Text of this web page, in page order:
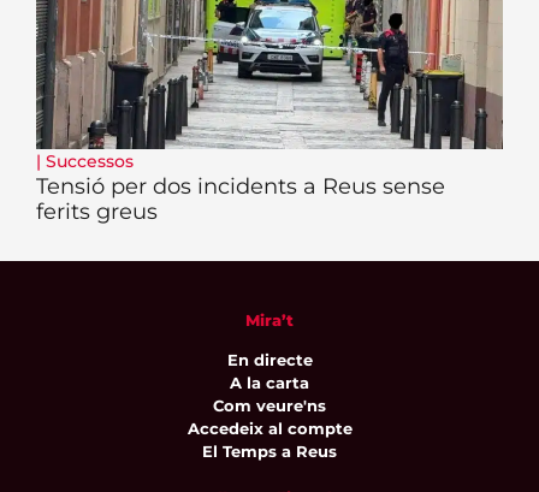
| Successos
Tensió per dos incidents a Reus sense
ferits greus
Mira’t
En directe
A la carta
Com veure'ns
Accedeix al compte
El Temps a Reus